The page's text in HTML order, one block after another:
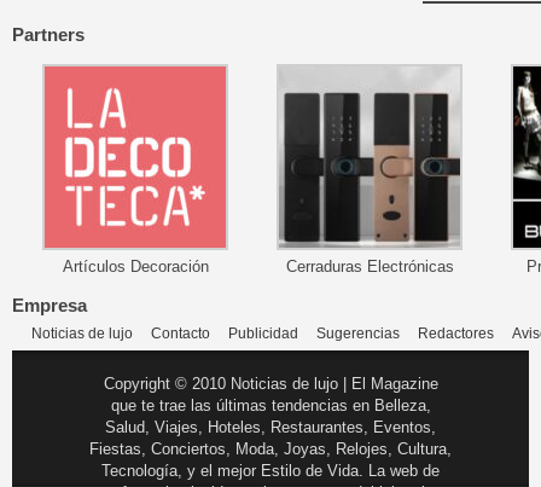
Partners
Artículos Decoración Cerraduras Electrónicas
Empresa
Noticias de lujo Contacto Publicidad Sugerencias Redactores
Copyright © 2010 Noticias de lujo | El Magazine
que te trae las últimas tendencias en Belleza,
Salud, Viajes, Hoteles, Restaurantes, Eventos,
Fiestas, Conciertos, Moda, Joyas, Relojes, Cultura,
Tecnología, y el mejor Estilo de Vida. La web de